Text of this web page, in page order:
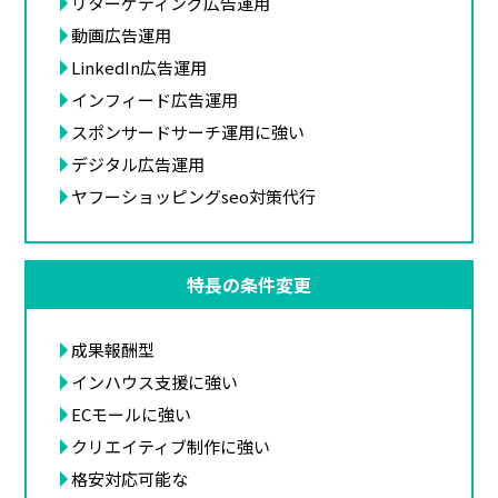
動画広告運用
LinkedIn広告運用
インフィード広告運用
スポンサードサーチ運用に強い
デジタル広告運用
ヤフーショッピングseo対策代行
特長の条件変更
成果報酬型
インハウス支援に強い
ECモールに強い
クリエイティブ制作に強い
格安対応可能な